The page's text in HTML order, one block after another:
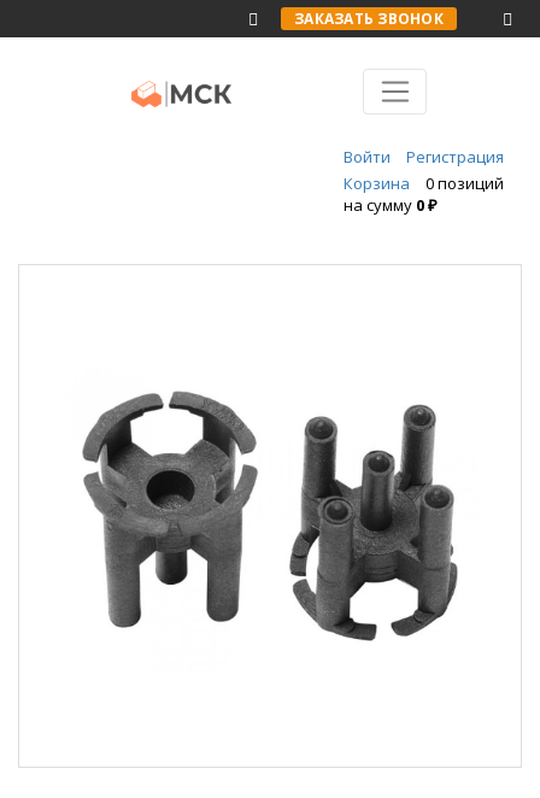
ЗАКАЗАТЬ ЗВОНОК
Войти
Регистрация
Корзина
0 позиций
на сумму 0 ₽